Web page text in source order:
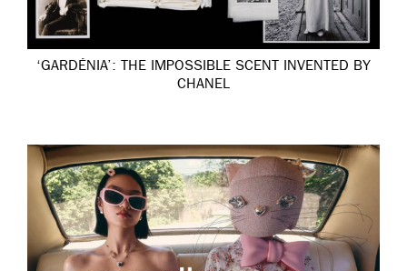
‘GARDÉNIA’: THE IMPOSSIBLE SCENT INVENTED BY
CHANEL